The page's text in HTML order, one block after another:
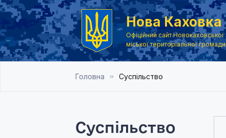
Нова Каховка
Офіційний сайт Новокаховської
міської територіальної громади
Головна Суспільство
Суспільство